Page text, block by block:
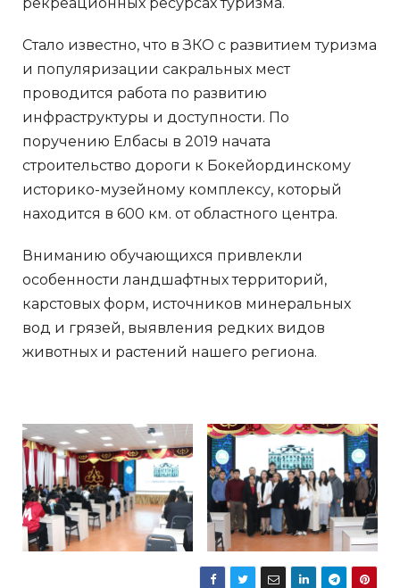
Стало известно, что в ЗКО с развитием туризма
и популяризации сакральных мест
проводится работа по развитию
инфраструктуры и доступности. По
поручению Елбасы в 2019 начата
строительство дороги к Бокейординскому
историко-музейному комплексу, который
находится в 600 км. от областного центра.
Вниманию обучающихся привлекли
особенности ландшафтных территорий,
карстовых форм, источников минеральных
вод и грязей, выявления редких видов
животных и растений нашего региона.